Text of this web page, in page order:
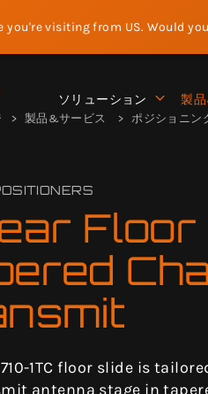
you're visiting from US. Would
ソリューション 製
製品&サービス ポジショニン
Floor
1TC floor slide is
antenna stage in